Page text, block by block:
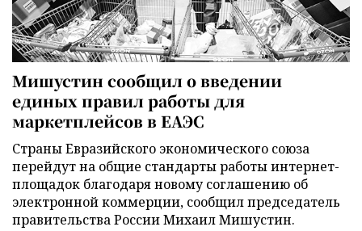
Мишустин сообщил о введении
единых правил работы для
маркетплейсов в ЕАЭС
Страны Евразийского экономического союза
перейдут на общие стандарты работы интернет-
площадок благодаря новому соглашению об
электронной коммерции, сообщил председатель
правительства России Михаил Мишустин.